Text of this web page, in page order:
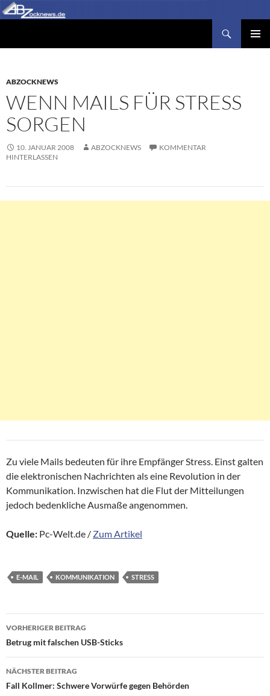
Zum
Inhalt
ABZOCKNEWS
WENN MAILS FÜR STRESS
SORGEN
10. JANUAR 2008 ABZOCKNEWS
KOMMENTAR
HINTERLASSEN
Zu viele Mails bedeuten für ihre Empfänger Stress. Einst galten
die elektronischen Nachrichten als eine Revolution in der
Kommunikation. Inzwischen hat die Flut der Mitteilungen
jedoch bedenkliche Ausmaße angenommen.
Quelle: Pc-Welt.de / Zum Artikel
E-MAIL KOMMUNIKATION STRESS
Beitragsnavigation
VORHERIGER BEITRAG
Betrug mit falschen USB-Sticks
NÄCHSTER BEITRAG
Fall Kollmer: Schwere Vorwürfe gegen Behörden